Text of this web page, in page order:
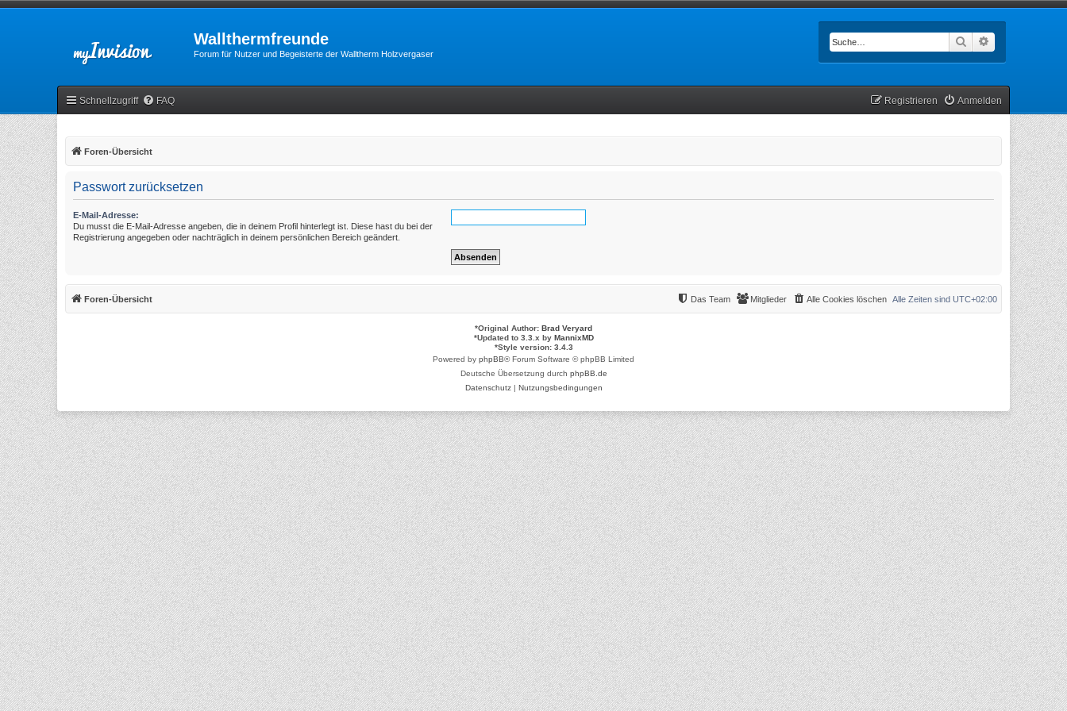
Wallthermfreunde
Forum für Nutzer und Begeisterte der Walltherm Holzvergaser
Suche
Schnellzugriff FAQ Anmelden
Registrieren
Foren-Übersicht
Passwort zurücksetzen
E-Mail-Adresse:
Du musst die E-Mail-Adresse angeben, die in deinem Profil hinterlegt ist. Diese hast du bei der
Registrierung angegeben oder nachträglich in deinem persönlichen Bereich geändert.
Foren-Übersicht Alle Zeiten sind UTC+02:00
Alle Cookies löschen
Mitglieder
Das Team
*Original Author: Brad Veryard
*Updated to 3.3.x by MannixMD
*Style version: 3.4.3
Powered by phpBB® Forum Software © phpBB Limited
Deutsche Übersetzung durch phpBB.de
Datenschutz| Nutzungsbedingungen